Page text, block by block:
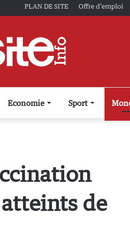
PLAN DE SITE Offre d’emploi
Economie Sport
de